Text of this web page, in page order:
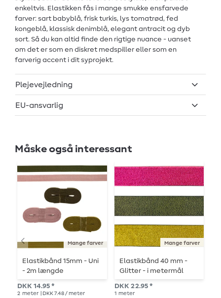
enkeltvis. Elastikken fås i mange smukke ensfarvede
farver: sart babyblå, frisk turkis, lys tomatrød, fed
kongeblå, klassisk denimblå, elegant antracit og dyb
sort. Så du kan altid finde den rigtige nuance - uanset
om det er som en diskret medspiller eller som en
farverig accent i dit syprojekt.
Plejevejledning
EU-ansvarlig
Måske også interessant
Mange farver
Elastikbånd 15mm - Uni
- 2m længde
DKK 14.95 *
2 meter | DKK 7.48 / meter
Mange farver
Elastikbånd 40 mm -
Glitter - i metermål
DKK 22.95 *
1 meter